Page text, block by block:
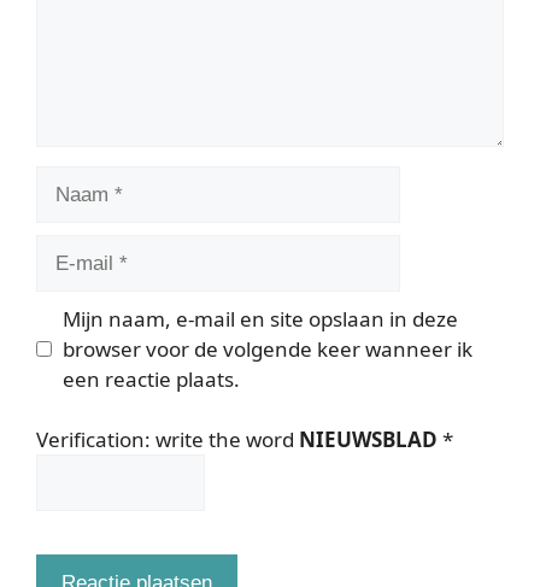
Mijn naam, e-mail en site opslaan in deze
browser voor de volgende keer wanneer ik
een reactie plaats.
Verification: write the word NIEUWSBLAD *